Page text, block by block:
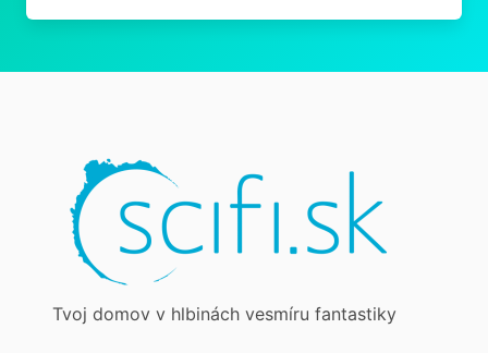
Tvoj domov v hlbinách vesmíru fantastiky